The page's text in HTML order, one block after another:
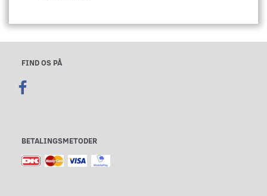
FIND OS PÅ
BETALINGSMETODER